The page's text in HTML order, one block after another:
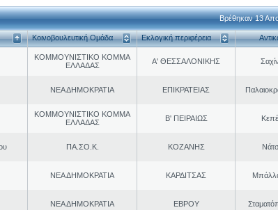
Βρέθηκαν 13
Κοινοβουλευτική Ομάδα Εκλογική περιφέρεια
ΚΟΜΜΟΥΝΙΣΤΙΚΟ ΚΟΜΜΑ
ΕΛΛΑΔΑΣ
Α' ΘΕΣΣΑΛΟΝΙΚΗΣ
ΝΕΑ ΔΗΜΟΚΡΑΤΙΑ ΕΠΙΚΡΑΤΕΙΑΣ
ΚΟΜΜΟΥΝΙΣΤΙΚΟ ΚΟΜΜΑ
ΕΛΛΑΔΑΣ
Β' ΠΕΙΡΑΙΩΣ
ΠΑ.ΣΟ.Κ. ΚΟΖΑΝΗΣ
ΝΕΑ ΔΗΜΟΚΡΑΤΙΑ ΚΑΡΔΙΤΣΑΣ
ΝΕΑ ΔΗΜΟΚΡΑΤΙΑ ΕΒΡΟΥ